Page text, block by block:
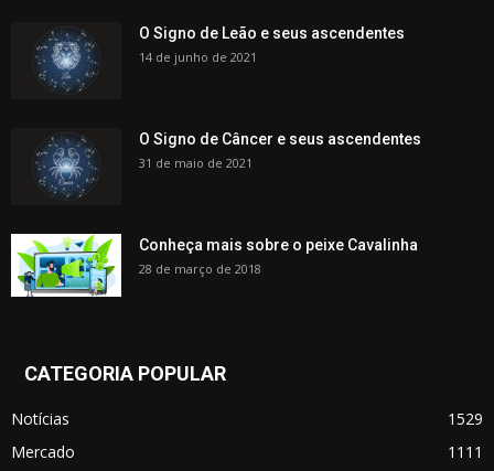
O Signo de Leão e seus ascendentes
14 de junho de 2021
O Signo de Câncer e seus ascendentes
31 de maio de 2021
Conheça mais sobre o peixe Cavalinha
28 de março de 2018
CATEGORIA POPULAR
Notícias
1529
Mercado
1111